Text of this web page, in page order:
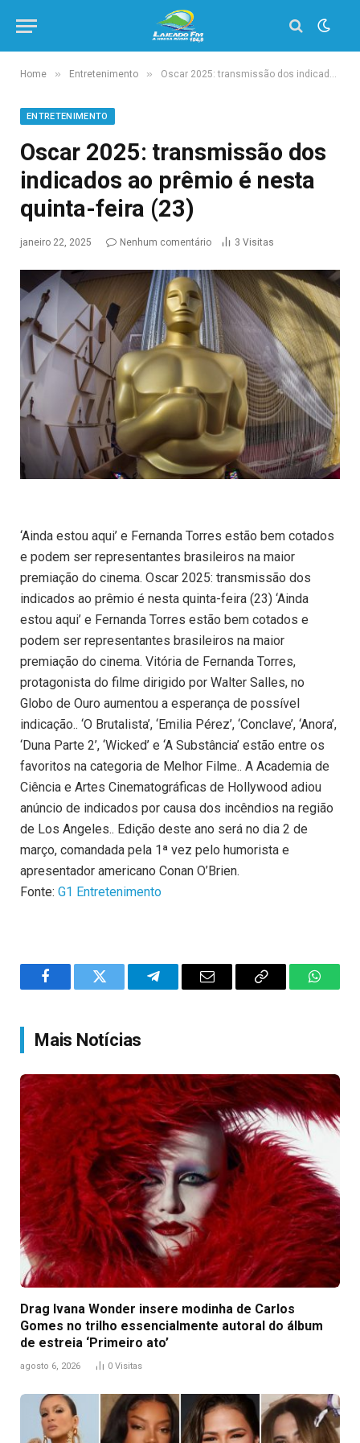
Home » Entretenimento » Oscar 2025: transmissão dos indicados ao prêmio é nesta quinta-feira (23)
ENTRETENIMENTO
Oscar 2025: transmissão dos
indicados ao prêmio é nesta
quinta-feira (23)
janeiro 22, 2025 Nenhum comentário 3 Visitas
‘Ainda estou aqui’ e Fernanda Torres estão bem cotados
e podem ser representantes brasileiros na maior
premiação do cinema. Oscar 2025: transmissão dos
indicados ao prêmio é nesta quinta-feira (23) ‘Ainda
estou aqui’ e Fernanda Torres estão bem cotados e
podem ser representantes brasileiros na maior
premiação do cinema. Vitória de Fernanda Torres,
protagonista do filme dirigido por Walter Salles, no
Globo de Ouro aumentou a esperança de possível
indicação.. ‘O Brutalista’, ‘Emilia Pérez’, ‘Conclave’, ‘Anora’,
‘Duna Parte 2’, ‘Wicked’ e ‘A Substância’ estão entre os
favoritos na categoria de Melhor Filme.. A Academia de
Ciência e Artes Cinematográficas de Hollywood adiou
anúncio de indicados por causa dos incêndios na região
de Los Angeles.. Edição deste ano será no dia 2 de
março, comandada pela 1ª vez pelo humorista e
apresentador americano Conan O’Brien.
Fonte: G1 Entretenimento
FacebookTwitter TelegramEmail
Copy
Mais Notícias
Drag Ivana Wonder insere modinha de Carlos
Gomes no trilho essencialmente autoral do álbum
de estreia ‘Primeiro ato’
agosto 6, 2026 0 Visitas